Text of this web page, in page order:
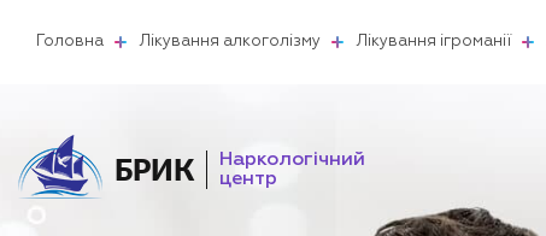
Головна Лікування алкоголізму Лікування ігроманії
БРИК
Наркологічний
центр